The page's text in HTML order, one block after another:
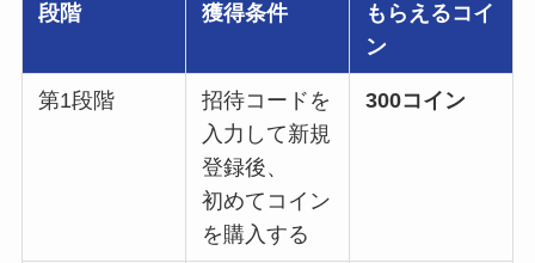
段階 獲得条件
もらえるコイ
ン
第1段階
招待コードを
入力して新規
登録後、
初めてコイン
を購入する
300コイン